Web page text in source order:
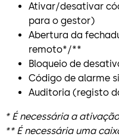
Ativar/desativar
para o gestor)
Abertura da
remoto*/**
Bloqueio de
Código de alarme
Auditoria (registo
* É necessária a
** É necessária uma